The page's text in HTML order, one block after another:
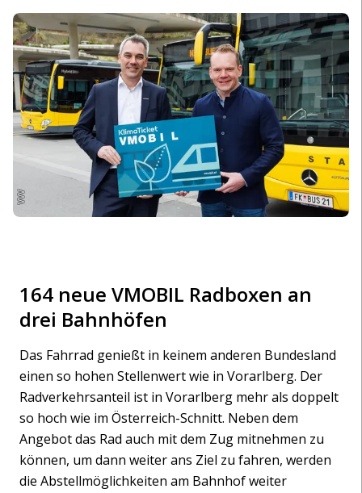
VVV
164 neue VMOBIL Radboxen an
drei Bahnhöfen
Das Fahrrad genießt in keinem anderen Bundesland
einen so hohen Stellenwert wie in Vorarlberg. Der
Radverkehrsanteil ist in Vorarlberg mehr als doppelt
so hoch wie im Österreich-Schnitt. Neben dem
Angebot das Rad auch mit dem Zug mitnehmen zu
können, um dann weiter ans Ziel zu fahren, werden
die Abstellmöglichkeiten am Bahnhof weiter